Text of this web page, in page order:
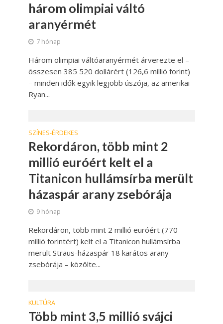
három olimpiai váltó
aranyérmét
7 hónap
Három olimpiai váltóaranyérmét árverezte el –
összesen 385 520 dollárért (126,6 millió forint)
– minden idők egyik legjobb úszója, az amerikai
Ryan...
SZÍNES-ÉRDEKES
Rekordáron, több mint 2
millió euróért kelt el a
Titanicon hullámsírba merült
házaspár arany zsebórája
9 hónap
Rekordáron, több mint 2 millió euróért (770
millió forintért) kelt el a Titanicon hullámsírba
merült Straus-házaspár 18 karátos arany
zsebórája – közölte...
KULTÚRA
Több mint 3,5 millió svájci